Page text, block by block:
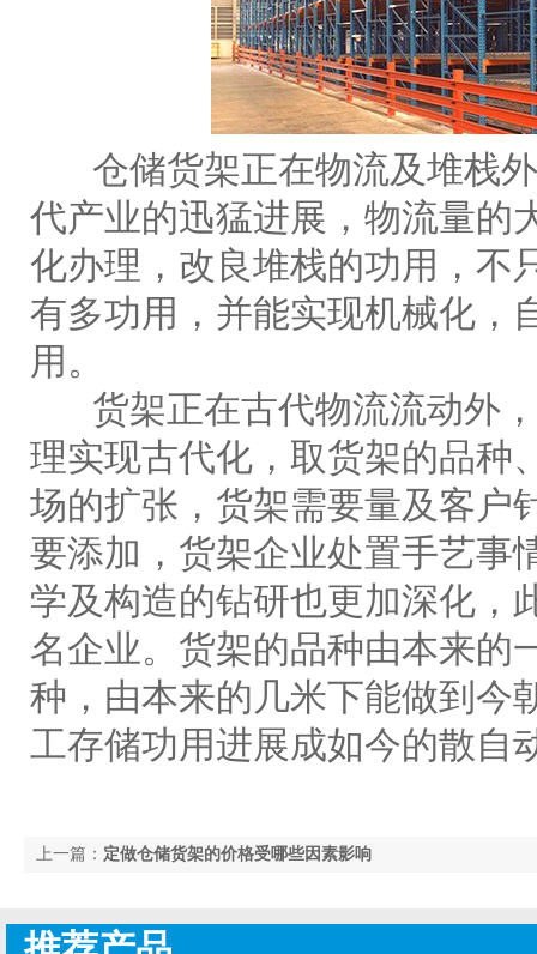
仓储货架正在物流及堆栈外
代产业的迅猛进展，物流量的
化办理，改良堆栈的功用，不
有多功用，并能实现机械化，
用。
货架正在古代物流流动外，
理实现古代化，取货架的品种
场的扩张，货架需要量及客户
要添加，货架企业处置手艺事
学及构造的钻研也更加深化，
名企业。货架的品种由本来的
种，由本来的几米下能做到今
工存储功用进展成如今的散自
上一篇： 定做仓储货架的价格受哪些因素影响